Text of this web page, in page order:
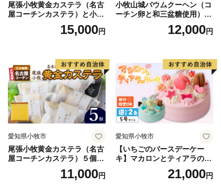
尾張小牧黄金カステラ（名古
屋コーチンカステラ）と小牧
山城バウムクーヘン（コーチ
ン卵と和三盆糖使用）のセッ
三盆 小牧銘菓 バウムクーヘ
ン 常温 愛知県 小牧市 アンプ
チベアやぐま
15,000円
小牧山城バウムクーヘン（コ
ーチン卵と和三盆糖使用）
名古屋コーチン バームクー
ヘン 和三盆 小牧銘菓 バウム
12,000円
愛知県小牧市
尾張小牧黄金カステラ（名古
屋コーチンカステラ）５個入
名古屋コーチン カステラ ザ
ラメ 常温 愛知県 小牧市 アン
11,000円
愛知県小牧市
【いちごのバースデーケー
キ】マカロンとティアラのケ
ーキ スイーツ 日時指定可 デ
ザート 洋菓子 お取り寄せ 愛
21,000円